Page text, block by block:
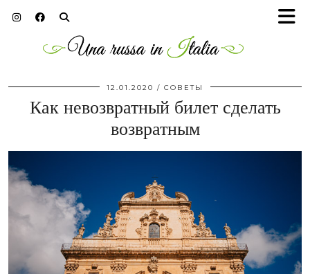
12.01.2020 СОВЕТЫ
Как невозвратный билет сделать
возвратным